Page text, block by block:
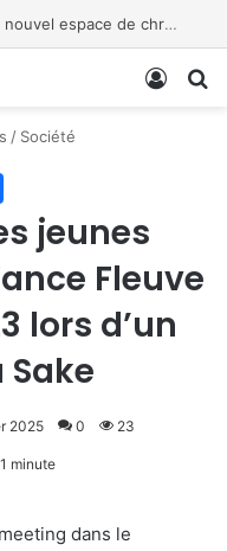
/ Société
jeunes
Fleuve
lors d’un
2025 0 23
minute
dans le